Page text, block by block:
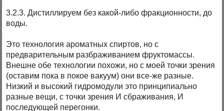
3.2.3. Дистиллируем без какой-либо фракционности, до
воды.
Это технология ароматных спиртов, но с
предварительным разбраживанием фруктомассы.
Внешне обе технологии похожи, но с моей точки зрения
(оставим пока в покое вакуум) они все-же разные.
Низкий и высокий гидромодули это принципиально
разные вещи, с точки зрения И сбраживания, И
последующей перегонки.